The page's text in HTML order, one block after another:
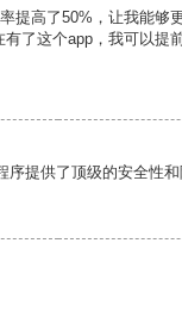
提高了50%，让我能够
了这个app，我可以提
提供了顶级的安全性和